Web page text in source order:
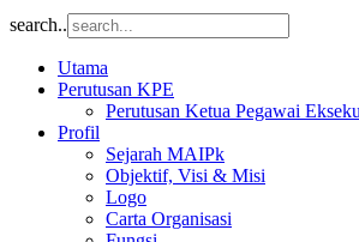
search..
Utama
Perutusan KPE
Perutusan Ketua Pegawai
Profil
Sejarah MAIPk
Objektif, Visi & Misi
Logo
Carta Organisasi